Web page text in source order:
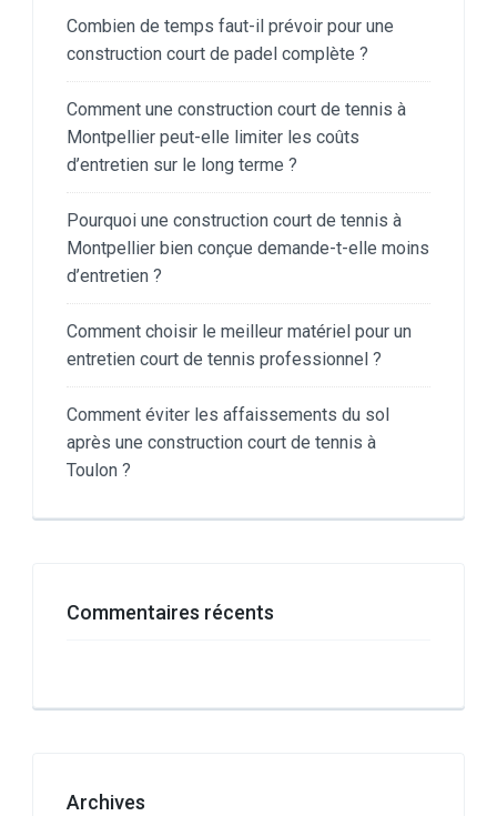
Combien de temps faut-il prévoir pour une
construction court de padel complète ?
Comment une construction court de tennis à
Montpellier peut-elle limiter les coûts
d’entretien sur le long terme ?
Pourquoi une construction court de tennis à
Montpellier bien conçue demande-t-elle moins
d’entretien ?
Comment choisir le meilleur matériel pour un
entretien court de tennis professionnel ?
Comment éviter les affaissements du sol
après une construction court de tennis à
Toulon ?
Commentaires récents
Archives